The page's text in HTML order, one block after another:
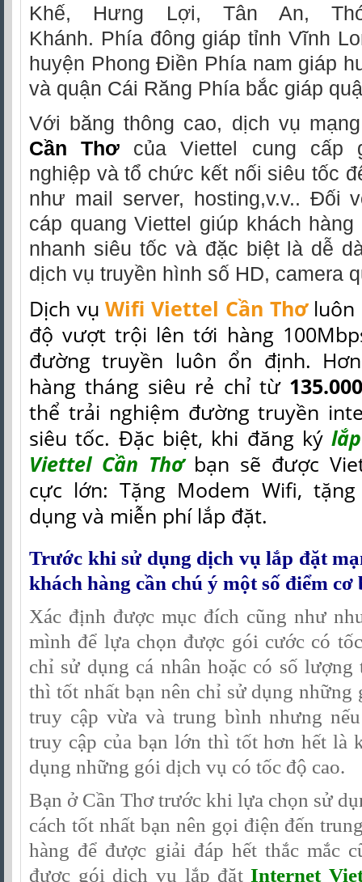
Khế, Hưng Lợi, Tân An,
Khánh. Phía đông giáp tỉnh Vĩnh
huyện Phong Điền Phía nam giáp
và quận Cái Răng Phía bắc giáp
Với băng thông cao, dịch vụ mạng
Cần Thơ của Viettel cung cấp
nghiệp và tổ chức kết nối siêu tốc
như mail server, hosting,v.v.. Đối
cáp quang Viettel giúp khách
nhanh siêu tốc và đặc biệt là dễ
dịch vụ truyền hình số HD, camera
Dịch vụWifi Viettel Cần Thơluôn
độ vượt trội lên tới hàng
đường truyền luôn ổn định.
hàng tháng siêu rẻ chỉ từ
thể trải nghiệm đường truyền
siêu tốc. Đặc biệt, khi đăng ký
Viettel Cần Thơbạn sẽ được
cực lớn: Tặng Modem Wifi,
dụng và miễn phí lắp đặt.
Trước khi sử dụng dịch vụ lắp đặt
khách hàng cần chú ý một số điểm cơ
Xác định được mục đích cũng như
mình để lựa chọn được gói cước có
chỉ sử dụng cá nhân hoặc có số
thì tốt nhất bạn nên chỉ sử dụng những
truy cập vừa và trung bình nhưng
truy cập của bạn lớn thì tốt hơn hết là
dụng những gói dịch vụ có tốc độ cao.
Bạn ở Cần Thơ trước khi lựa chọn sử
cách tốt nhất bạn nên gọi điện đến
hàng để được giải đáp hết thắc mắc
được gói dịch vụ lắp đặtInternet